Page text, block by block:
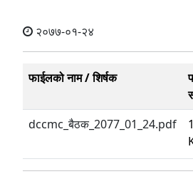
२०७७-०१-२४
फाईलको नाम / शिर्षक
dccmc_बैठक_2077_01_24.pdf